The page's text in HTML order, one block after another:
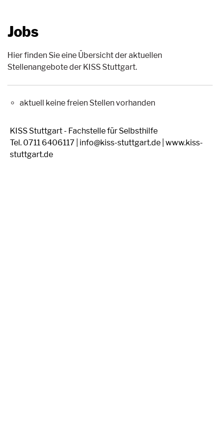
Jobs
Hier finden Sie eine Übersicht der aktuellen
Stellenangebote der KISS Stuttgart.
aktuell keine freien Stellen vorhanden
KISS Stuttgart - Fachstelle für Selbsthilfe
Tel. 0711 6406117 | info@kiss-stuttgart.de | www.kiss-
stuttgart.de